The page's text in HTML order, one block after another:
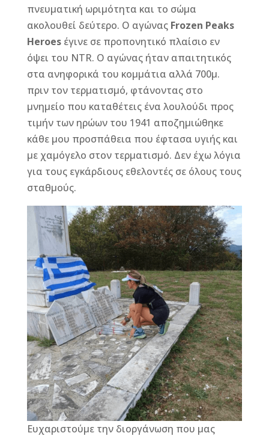
πνευματική ωριμότητα και το σώμα
ακολουθεί δεύτερο. Ο αγώνας Frozen Peaks
Heroes έγινε σε προπονητικό πλαίσιο εν
όψει του NTR. Ο αγώνας ήταν απαιτητικός
στα ανηφορικά του κομμάτια αλλά 700μ.
πριν τον τερματισμό, φτάνοντας στο
μνημείο που καταθέτεις ένα λουλούδι προς
τιμήν των ηρώων του 1941 αποζημιώθηκε
κάθε μου προσπάθεια που έφτασα υγιής και
με χαμόγελο στον τερματισμό. Δεν έχω λόγια
για τους εγκάρδιους εθελοντές σε όλους τους
σταθμούς.
Ευχαριστούμε την διοργάνωση που μας